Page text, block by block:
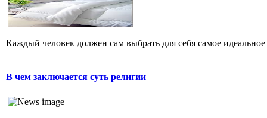
Каждый человек должен сам выбрать для себя самое
В чем заключается суть религии